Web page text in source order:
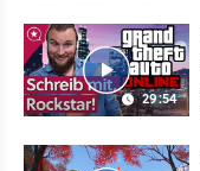
29:54